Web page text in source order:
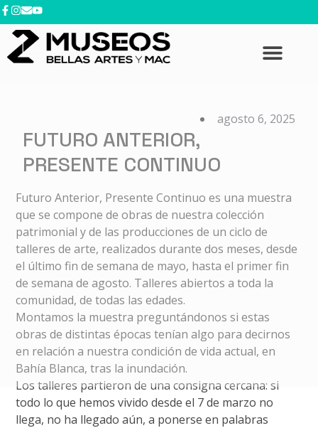
contenido
agosto 6, 2025
FUTURO ANTERIOR,
PRESENTE CONTINUO
Futuro Anterior, Presente Continuo es una muestra
que se compone de obras de nuestra colección
patrimonial y de las producciones de un ciclo de
talleres de arte, realizados durante dos meses, desde
el último fin de semana de mayo, hasta el primer fin
de semana de agosto. Talleres abiertos a toda la
comunidad, de todas las edades.
Montamos la muestra preguntándonos si estas
obras de distintas épocas tenían algo para decirnos
en relación a nuestra condición de vida actual, en
Bahía Blanca, tras la inundación.
Los talleres partieron de una consigna cercana: si
todo lo que hemos vivido desde el 7 de marzo no
llega, no ha llegado aún, a ponerse en palabras